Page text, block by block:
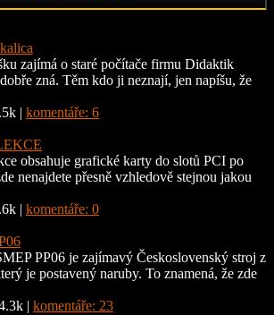
zajímá o staré počítače firmu Didaktik
zná. Těm kdo ji neznají, jen napíšu, že
| komentáře: 6
obsahuje grafické karty do slotů PCI po
nenajdete přesně vzhledově stejnou jakou
| komentáře: 0
PP06 je zajímavý Československý stroj z
je postavený naruby. To znamená, že zde
| komentáře: 23